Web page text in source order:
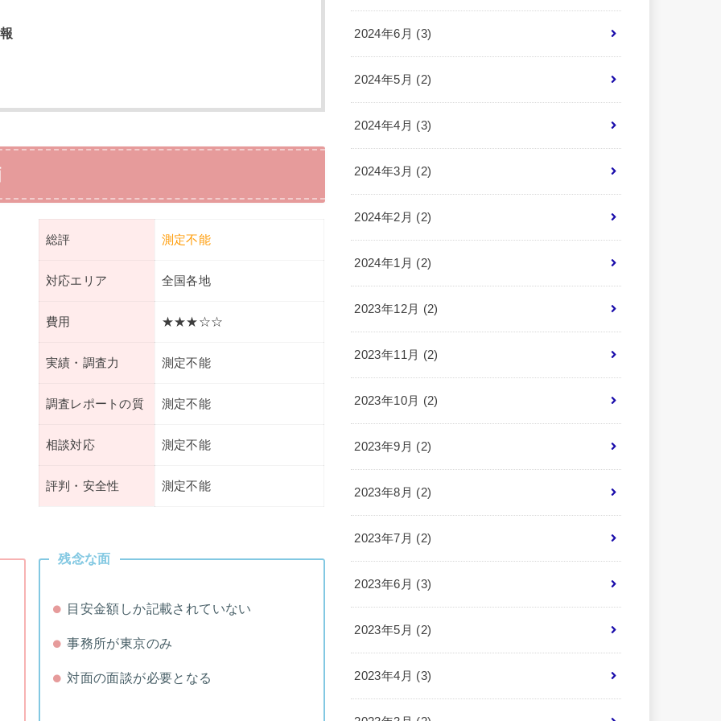
総評 測定不能
対応エリア 全国各地
費用 ★★★☆☆
実績・調査力 測定不能
調査レポートの質 測定不能
相談対応 測定不能
評判・安全性 測定不能
残念な面
目安金額しか記載されていない
事務所が東京のみ
対面の面談が必要となる
2024年6月 (3)
2024年5月 (2)
2024年4月 (3)
2024年3月 (2)
2024年2月 (2)
2024年1月 (2)
2023年12月 (2)
2023年11月 (2)
2023年10月 (2)
2023年9月 (2)
2023年8月 (2)
2023年7月 (2)
2023年6月 (3)
2023年5月 (2)
2023年4月 (3)